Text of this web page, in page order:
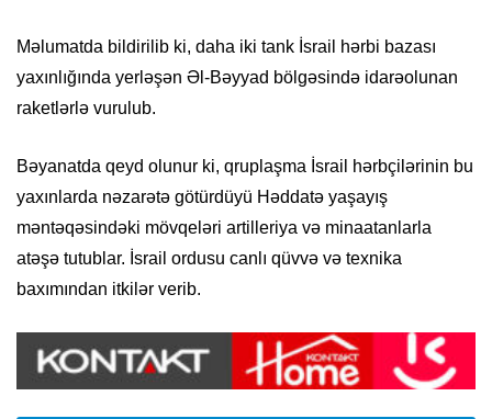
Məlumatda bildirilib ki, daha iki tank İsrail hərbi bazası
yaxınlığında yerləşən Əl-Bəyyad bölgəsində idarəolunan
raketlərlə vurulub.
Bəyanatda qeyd olunur ki, qruplaşma İsrail hərbçilərinin bu
yaxınlarda nəzarətə götürdüyü Həddatə yaşayış
məntəqəsindəki mövqeləri artilleriya və minaatanlarla
atəşə tutublar. İsrail ordusu canlı qüvvə və texnika
baxımından itkilər verib.